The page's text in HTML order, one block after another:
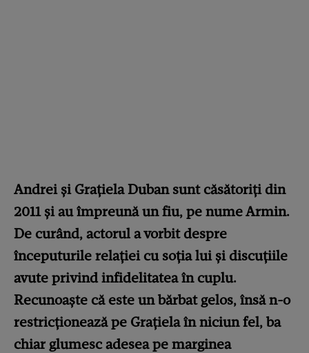
Andrei și Grațiela Duban sunt căsătoriți din
2011 și au împreună un fiu, pe nume Armin.
De curând, actorul a vorbit despre
începuturile relației cu soția lui și discuțiile
avute privind infidelitatea în cuplu.
Recunoaște că este un bărbat gelos, însă n-o
restricționează pe Grațiela în niciun fel, ba
chiar glumesc adesea pe marginea